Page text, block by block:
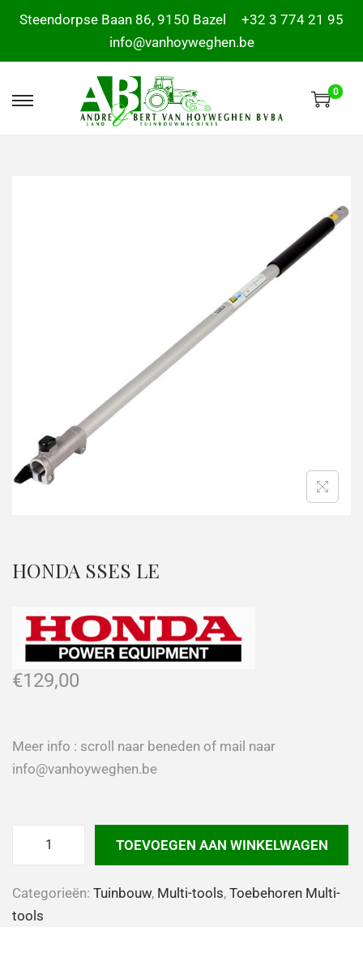
Steendorpse Baan 86, 9150 Bazel
+32 3 774 21 95
info@vanhoyweghen.be
0
HONDA SSES LE
€129,00
Meer info : scroll naar beneden of mail naar
info@vanhoyweghen.be
TOEVOEGEN AAN WINKELWAGEN
Categorieën: Tuinbouw, Multi-tools, Toebehoren Multi-
tools